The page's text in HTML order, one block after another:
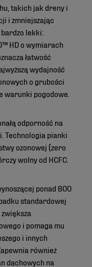
takich jak dreny i
i zmniejszając
lekki:
HD o wymiarach
łatwość
wydajność
o grubości
warunki pogodowe.
odporność na
Technologia pianki
ozonowej (zero
wolny od HCFC.
ponad 800
standardowej
zwiększa
i pomaga mu
i innych
również
dachowych na